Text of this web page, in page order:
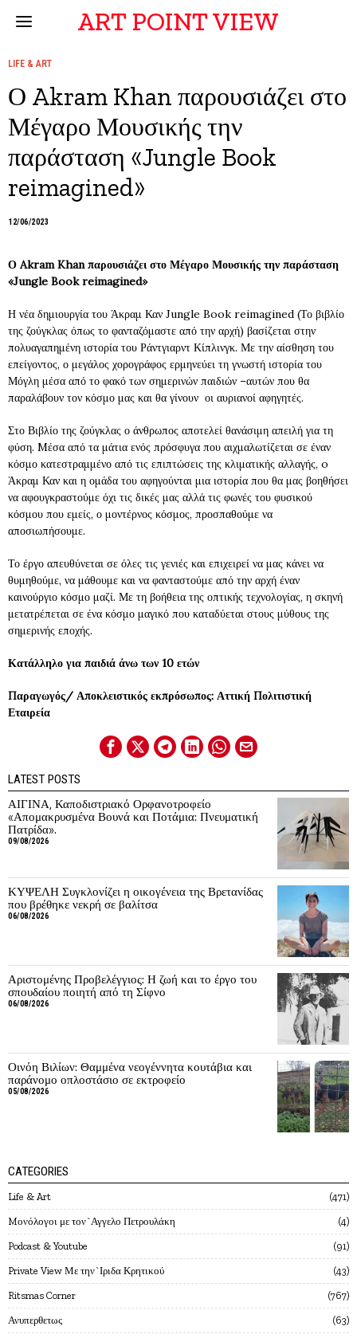
ART POINT VIEW
LIFE & ART
Ο Akram Khan παρουσιάζει στο
Μέγαρο Μουσικής την
παράσταση «Jungle Book
reimagined»
12/06/2023
Ο Akram Khan παρουσιάζει στο Μέγαρο Μουσικής την παράσταση
«Jungle Book reimagined»
Η νέα δημιουργία του Άκραμ Καν Jungle Book reimagined (Το βιβλίο
της ζούγκλας όπως το φανταζόμαστε από την αρχή) βασίζεται στην
πολυαγαπημένη ιστορία του Ράντγιαρντ Κίπλινγκ. Με την αίσθηση του
επείγοντος, ο μεγάλος χορογράφος ερμηνεύει τη γνωστή ιστορία του
Μόγλη μέσα από το φακό των σημερινών παιδιών –αυτών που θα
παραλάβουν τον κόσμο μας και θα γίνουν οι αυριανοί αφηγητές.
Στο Βιβλίο της ζούγκλας ο άνθρωπος αποτελεί θανάσιμη απειλή για τη
φύση. Mέσα από τα μάτια ενός πρόσφυγα που αιχμαλωτίζεται σε έναν
κόσμο κατεστραμμένο από τις επιπτώσεις της κλιματικής αλλαγής, o
Άκραμ Καν και η ομάδα του αφηγούνται μια ιστορία που θα μας βοηθήσει
να αφουγκραστούμε όχι τις δικές μας αλλά τις φωνές του φυσικού
κόσμου που εμείς, ο μοντέρνος κόσμος, προσπαθούμε να
αποσιωπήσουμε.
Το έργο απευθύνεται σε όλες τις γενιές και επιχειρεί να μας κάνει να
θυμηθούμε, να μάθουμε και να φανταστούμε από την αρχή έναν
καινούργιο κόσμο μαζί. Με τη βοήθεια της οπτικής τεχνολογίας, η σκηνή
μετατρέπεται σε ένα κόσμο μαγικό που καταδύεται στους μύθους της
σημερινής εποχής.
Κατάλληλο για παιδιά άνω των 10 ετών
Παραγωγός/ Αποκλειστικός εκπρόσωπος: Αττική Πολιτιστική
Εταιρεία
LATEST POSTS
ΑΙΓΙΝΑ, Καποδιστριακό Ορφανοτροφείο
«Απομακρυσμένα Βουνά και Ποτάμια: Πνευματική
Πατρίδα».
09/08/2026
ΚΥΨΕΛΗ Συγκλονίζει η οικογένεια της Βρετανίδας
που βρέθηκε νεκρή σε βαλίτσα
06/08/2026
Αριστομένης Προβελέγγιος: Η ζωή και το έργο του
σπουδαίου ποιητή από τη Σίφνο
06/08/2026
Οινόη Βιλίων: Θαμμένα νεογέννητα κουτάβια και
παράνομο οπλοστάσιο σε εκτροφείο
05/08/2026
CATEGORIES
Life & Art 471
Mονόλογοι με τον`Αγγελο Πετρουλάκη 4
Podcast & Youtube 91
Private View Με την`Ιριδα Κρητικού 43
Ritsmas Corner 767
Ανυπερθετως 63